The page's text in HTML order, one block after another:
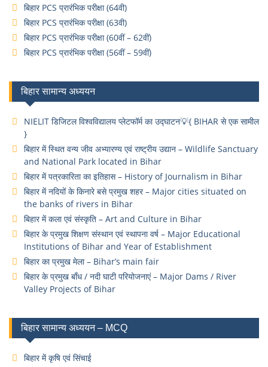
बिहार PCS प्रारंभिक परीक्षा (64वी)
बिहार PCS प्रारंभिक परीक्षा (63वी)
बिहार PCS प्रारंभिक परीक्षा (60वीं – 62वीं)
बिहार PCS प्रारंभिक परीक्षा (56वीं – 59वीं)
बिहार सामान्य अध्ययन
NIELIT डिजिटल विश्वविद्यालय प्लेटफॉर्म का उद्घाटन💡{ BIHAR से एक सामील
}
बिहार में स्थित वन्य जीव अभ्यारण्य एवं राष्ट्रीय उद्यान – Wildlife Sanctuary
and National Park located in Bihar
बिहार में पत्रकारिता का इतिहास – History of Journalism in Bihar
बिहार में नदियों के किनारे बसे प्रमुख शहर – Major cities situated on
the banks of rivers in Bihar
बिहार में कला एवं संस्कृति – Art and Culture in Bihar
बिहार के प्रमुख शिक्षण संस्थान एवं स्थापना वर्ष – Major Educational
Institutions of Bihar and Year of Establishment
बिहार का प्रमुख मेला – Bihar’s main fair
बिहार के प्रमुख बाँध / नदी घाटी परियोजनाएं – Major Dams / River
Valley Projects of Bihar
बिहार सामान्य अध्ययन – MCQ
बिहार में कृषि एवं सिंचाई